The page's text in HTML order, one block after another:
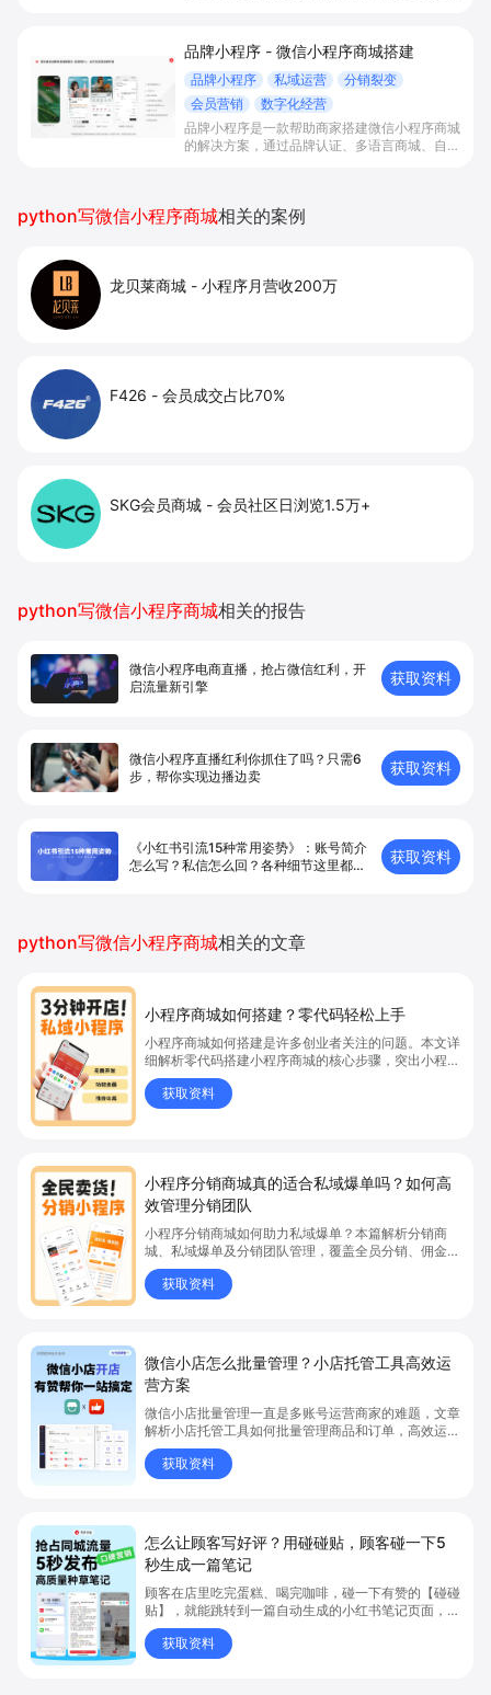
降低退货和推广成本。
品牌小程序 - 微信小程序商城搭建
品牌小程序 私域运营
分销裂变
会员营销
数字化经营
品牌小程序是一款帮助商家搭建微信小程序商城
的解决方案，通过品牌认证、多语言商城、自营
python写微信小程序商城相关的案例
龙贝莱商城 - 小程序月营收200万
F426 - 会员成交占比70%
SKG会员商城 - 会员社区日浏览1.5万+
python写微信小程序商城相关的报告
微信小程序电商直播，抢占微信红利，开
启流量新引擎
获取资料
微信小程序直播红利你抓住了吗？只需6
步，帮你实现边播边卖
获取资料
《小红书引流15种常用姿势》：账号简介
怎么写？私信怎么回？各种细节这里都
获取资料
python写微信小程序商城相关的文章
小程序商城如何搭建？零代码轻松上手
小程序商城如何搭建是许多创业者关注的问题。本文详
细解析零代码搭建小程序商城的核心步骤，突出小程序
商城、商城搭建与零代码开店优势，帮助你轻松实现商
品上架、全渠道销售及高效会员运营，快速开启线上卖
货新模式。点击获取详细操作指南！
获取资料
小程序分销商城真的适合私域爆单吗？如何高
效管理分销团队
小程序分销商城如何助力私域爆单？本篇解析分销商
城、私域爆单及分销团队管理，覆盖全员分销、佣金结
算、企微绑定等场景，帮助品牌和商家高效管理分销团
队，实现分销业绩持续增长。立即了解分销商城核心功
能，点击获取私域运营新思路。
获取资料
微信小店怎么批量管理？小店托管工具高效运
营方案
微信小店批量管理一直是多账号运营商家的难题，文章
解析小店托管工具如何批量管理商品和订单，高效运营
多账号微信小店。通过智能同步、AI运营托管和丰富营
销玩法，全面提升门店管理效率。点击了解微信小店批
量管理、高效托管的实用方案！
获取资料
怎么让顾客写好评？用碰碰贴，顾客碰一下5
秒生成一篇笔记
顾客在店里吃完蛋糕、喝完咖啡，碰一下有赞的【碰碰
贴】，就能跳转到一篇自动生成的小红书笔记页面，文
字已经帮你写好，顾客只要选几张照片，一键生成带品
牌调性的种草内容，一键发布，不需要手动编辑，整个
流程轻松又省事，大大提升了顾客发笔记的意愿和效
获取资料